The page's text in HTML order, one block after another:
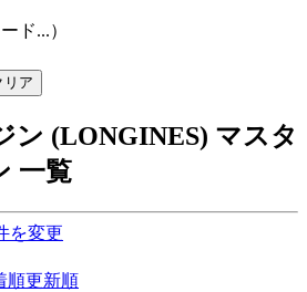
ド...）
リア
ン (LONGINES) マスタ
一覧
を変更
順更新順